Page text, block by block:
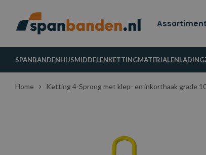
Assortiment
SPANBANDENHIJSMIDDELENKETTINGMATERIALEN
Home Ketting 4-Sprong met klep- en inkorthaak grade